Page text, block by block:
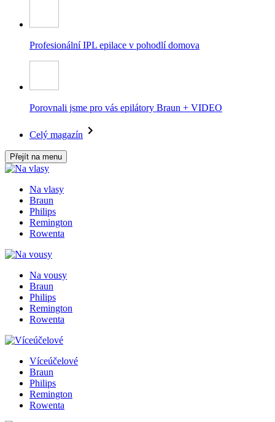
Profesionální IPL epilace v pohodlí domova
Porovnali jsme pro vás epilátory Braun + VIDEO
Celý magazín
Přejít na menu
Na vlasy
Braun
Philips
Remington
Rowenta
Na vousy
Braun
Philips
Remington
Rowenta
Víceúčelové
Braun
Philips
Remington
Rowenta